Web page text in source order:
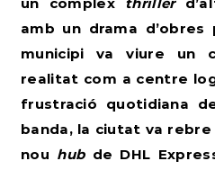
amb un drama
municipi va viure un
realitat com a centre
frustració quotidiana
banda, la ciutat va rebre
nou hubde DHL